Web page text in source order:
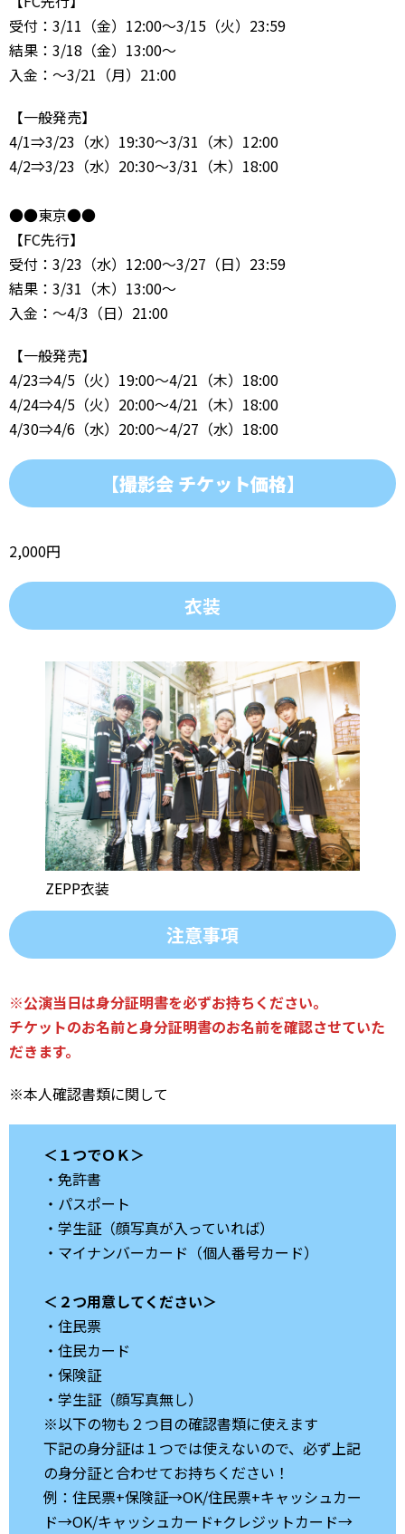
受付：3/11（金）12:00～3/15（火）23:59
結果：3/18（金）13:00～
入金：～3/21（月）21:00
【一般発売】
4/1⇒3/23（水）19:30～3/31（木）12:00
4/2⇒3/23（水）20:30～3/31（木）18:00
●●東京●●
【FC先行】
受付：3/23（水）12:00～3/27（日）23:59
結果：3/31（木）13:00～
入金：～4/3（日）21:00
【一般発売】
4/23⇒4/5（火）19:00～4/21（木）18:00
4/24⇒4/5（火）20:00～4/21（木）18:00
4/30⇒4/6（水）20:00～4/27（水）18:00
【撮影会 チケット価格】
2,000円
衣装
ZEPP衣装
注意事項
※公演当日は身分証明書を必ずお持ちください。
チケットのお名前と身分証明書のお名前を確認させていた
だきます。
※本人確認書類に関して
＜１つでＯＫ＞
・免許書
・パスポート
・学生証（顔写真が入っていれば）
・マイナンバーカード（個人番号カード）
＜２つ用意してください＞
・住民票
・住民カード
・保険証
・学生証（顔写真無し）
※以下の物も２つ目の確認書類に使えます
下記の身分証は１つでは使えないので、必ず上記
の身分証と合わせてお持ちください！
例：住民票+保険証→OK/住民票+キャッシュカー
ド→OK/キャッシュカード+クレジットカード→